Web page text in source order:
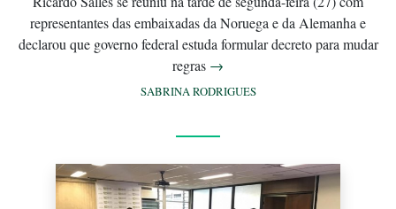
representantes das embaixadas da Noruega e da Alemanha e
declarou que governo federal estuda formular decreto para mudar
regras →
SABRINA RODRIGUES